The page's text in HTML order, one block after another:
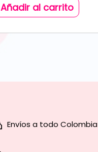
Añadir al carrito
Envíos a todo Colombia